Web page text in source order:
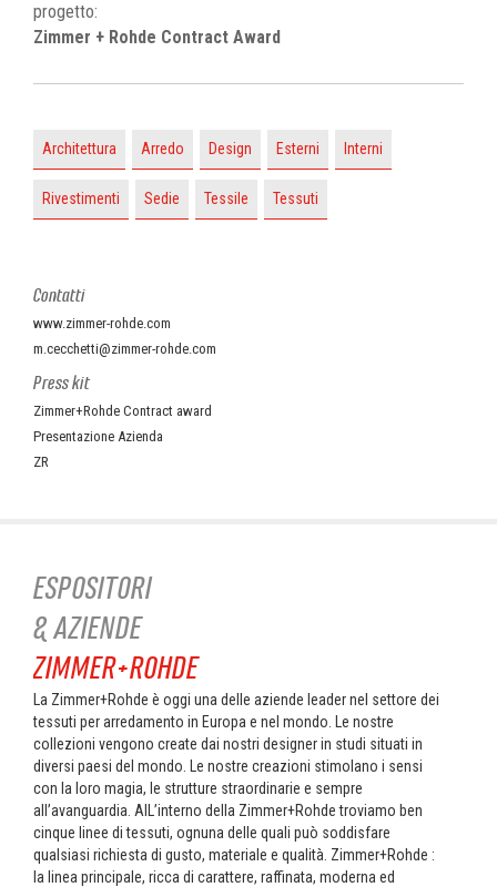
progetto:
Zimmer + Rohde Contract Award
Architettura Arredo Design Esterni Interni
Rivestimenti Sedie Tessile Tessuti
Contatti
www.zimmer-rohde.com
m.cecchetti@zimmer-rohde.com
Press kit
Zimmer+Rohde Contract award
Presentazione Azienda
ZR
ESPOSITORI
& AZIENDE
ZIMMER+ROHDE
La Zimmer+Rohde è oggi una delle aziende leader nel settore dei
tessuti per arredamento in Europa e nel mondo. Le nostre
collezioni vengono create dai nostri designer in studi situati in
diversi paesi del mondo. Le nostre creazioni stimolano i sensi
con la loro magia, le strutture straordinarie e sempre
all’avanguardia. AlL’interno della Zimmer+Rohde troviamo ben
cinque linee di tessuti, ognuna delle quali può soddisfare
qualsiasi richiesta di gusto, materiale e qualità. Zimmer+Rohde :
la linea principale, ricca di carattere, raffinata, moderna ed